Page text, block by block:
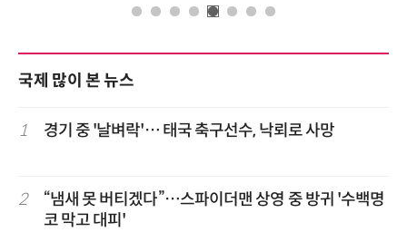
국제 많이 본 뉴스
1 경기 중 '날벼락'… 태국 축구선수, 낙뢰로 사망
2
“냄새 못 버티겠다”…스파이더맨 상영 중 방귀 '수백명
코 막고 대피'